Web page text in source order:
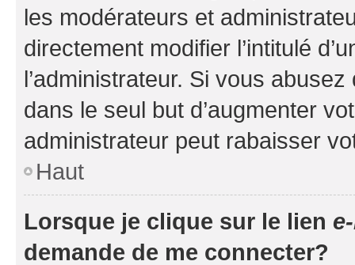
les modérateurs et
directement modifier l’intitulé
l’administrateur. Si vous
dans le seul but d’augmenter
administrateur peut rabaisser
Haut
Lorsque je clique sur le lien
demande de me connecter?